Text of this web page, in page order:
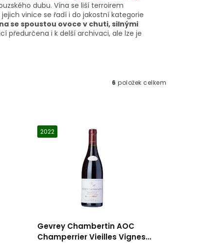
dubu. Vína se liší terroirem
vinice se řadí i do jakostní kategorie
se spoustou ovoce v chuti, silnými
předurčena i k delší archivaci, ale lze je
6 položek celkem
2022
Gevrey Chambertin AOC
Champerrier Vieilles Vignes